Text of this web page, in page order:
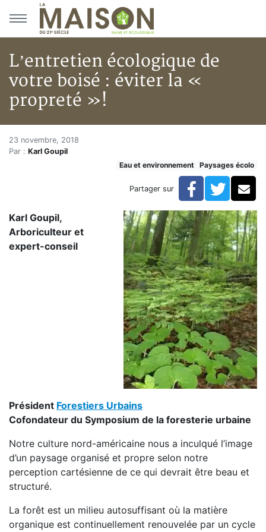
Aller au menu principal
Aller au contenu principal
L’entretien écologique de
votre boisé : éviter la «
propreté »!
Accueil
Articles
Eau et environnement
L’entretien écologique de votre boisé : éviter la «
L’entretien écologique de
23 novembre, 2018
Par : Karl Goupil
Eau et environnement
Paysages écolo
Partager sur Facebook
Karl Goupil,
Arboriculteur et
expert-conseil
Président Forestiers Urbains
Cofondateur du Symposium de la foresterie urbaine
Notre culture nord-américaine nous a inculqué l’image
d’un paysage organisé et propre selon notre
perception cartésienne de ce qui devrait être beau et
structuré.
La forêt est un milieu autosuffisant où la matière
organique est continuellement renouvelée par un cycle